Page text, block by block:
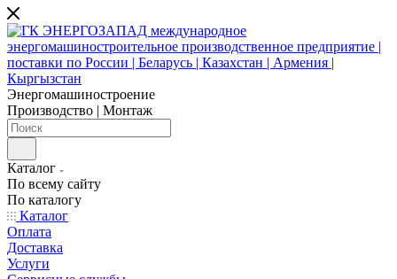
Энергомашиностроение
Производство | Монтаж
Каталог
По всему сайту
По каталогу
Каталог
Оплата
Доставка
Услуги